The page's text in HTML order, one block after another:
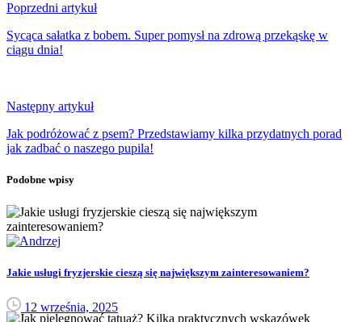
Poprzedni artykuł
Sycąca sałatka z bobem. Super pomysł na zdrową przekąskę w
ciągu dnia!
Następny artykuł
Jak podróżować z psem? Przedstawiamy kilka przydatnych porad
jak zadbać o naszego pupila!
Podobne wpisy
Jakie usługi fryzjerskie cieszą się największym zainteresowaniem?
12 września, 2025